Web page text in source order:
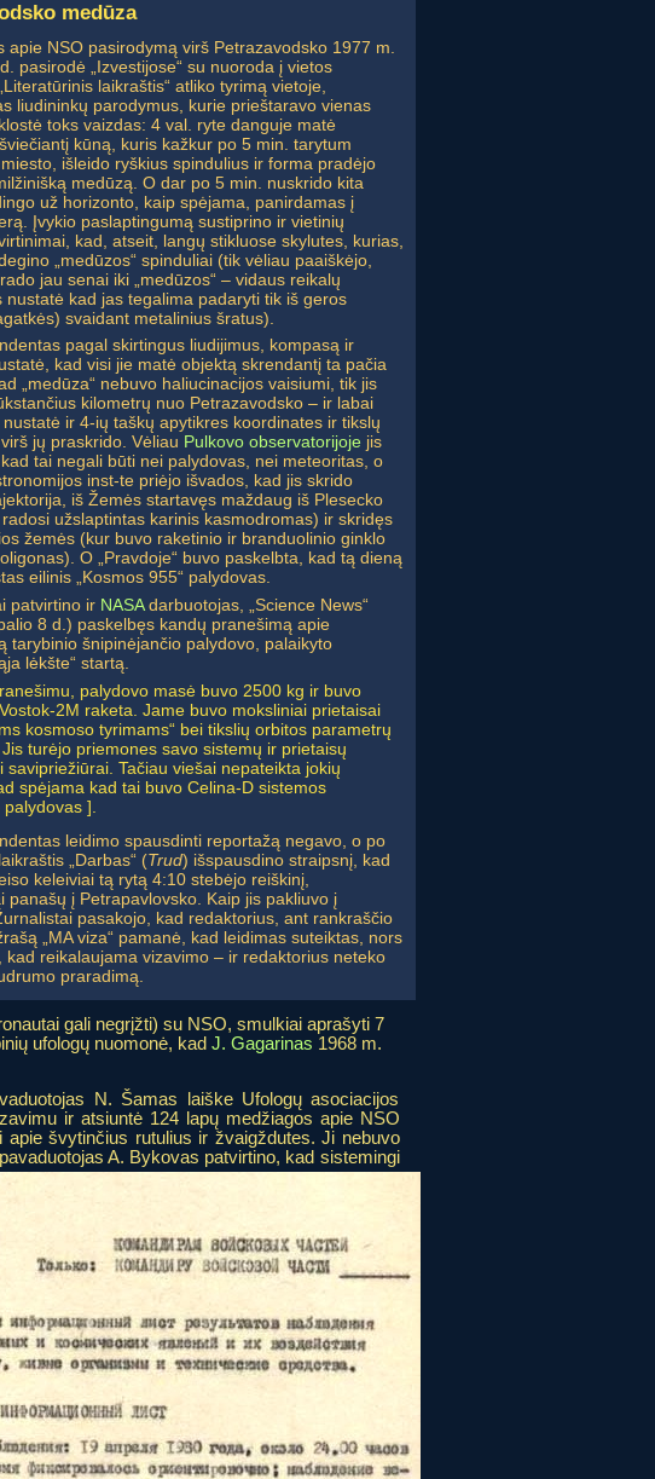
medūza
apie NSO pasirodymą virš Petrazavodsko 1977 m.
pasirodė „Izvestijose“ su nuoroda į vietos
laikraštis“ atliko tyrimą vietoje,
liudininkų parodymus, kurie prieštaravo vienas
toks vaizdas: 4 val. ryte danguje matė
kūną, kuris kažkur po 5 min. tarytum
išleido ryškius spindulius ir forma pradėjo
medūzą. O dar po 5 min. nuskrido kita
už horizonto, kaip spėjama, panirdamas į
Įvykio paslaptingumą sustiprino ir vietinių
kad, atseit, langų stikluose skylutes, kurias,
„medūzos“ spinduliai (tik vėliau paaiškėjo,
jau senai iki „medūzos“ – vidaus reikalų
nustatė kad jas tegalima padaryti tik iš geros
svaidant metalinius šratus).
pagal skirtingus liudijimus, kompasą ir
kad visi jie matė objektą skrendantį ta pačia
„medūza“ nebuvo haliucinacijos vaisiumi, tik jis
kilometrų nuo Petrazavodsko – ir labai
ir 4-ių taškų apytikres koordinates ir tikslų
jų praskrido. Vėliau Pulkovo observatorijojejis
tai negali būti nei palydovas, nei meteoritas, o
inst-te priėjo išvados, kad jis skrido
iš Žemės startavęs maždaug iš Plesecko
užslaptintas karinis kasmodromas) ir skridęs
žemės (kur buvo raketinio ir branduolinio ginklo
O „Pravdoje“ buvo paskelbta, kad tą dieną
eilinis „Kosmos 955“ palydovas.
patvirtino ir NASAdarbuotojas, „Science News“
8 d.) paskelbęs kandų pranešimą apie
tarybinio šnipinėjančio palydovo, palaikyto
lėkšte“ startą.
palydovo masė buvo 2500 kg ir buvo
2M raketa. Jame buvo moksliniai prietaisai
kosmoso tyrimams“ bei tikslių orbitos parametrų
turėjo priemones savo sistemų ir prietaisų
savipriežiūrai. Tačiau viešai nepateikta jokių
spėjama kad tai buvo Celina-D sistemos
].
leidimo spausdinti reportažą negavo, o po
„Darbas“ (Trud) išspausdino straipsnį, kad
keleiviai tą rytą 4:10 stebėjo reiškinį,
panašų į Petrapavlovsko. Kaip jis pakliuvo į
pasakojo, kad redaktorius, ant rankraščio
„MA viza“ pamanė, kad leidimas suteiktas, nors
kad reikalaujama vizavimo – ir redaktorius neteko
praradimą.
gali negrįžti) su NSO, smulkiai aprašyti 7
ufologų nuomonė, kad J. Gagarinas 1968 m.
N. Šamas laiške Ufologų asociacijos
ir atsiuntė 124 lapų medžiagos apie NSO
apie švytinčius rutulius ir žvaigždutes. Ji nebuvo
A. Bykovas patvirtino, kad sistemingi